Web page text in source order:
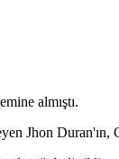
almıştı.
Jhon